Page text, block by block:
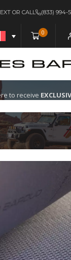
OR CALL (833) 994-
0
to receive